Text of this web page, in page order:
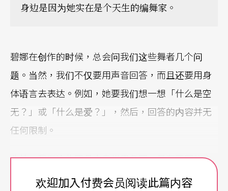
身边是因为她实在是个天生的编舞家。
碧娜在创作的时候，总会问我们这些舞者几个问
题。当然，我们不仅要用声音回答，而且还要用身
体语言去表达。例如，她要我们想一想「什么是空
无？」或「什么是爱？」，然后，回答的内容并无
任何限制。
此外，我们这些团员来自世界各国，具有不同的文
化背景。有一次，她问我们：「红色是什么？」，
欢迎加入付费会员阅读此篇内容